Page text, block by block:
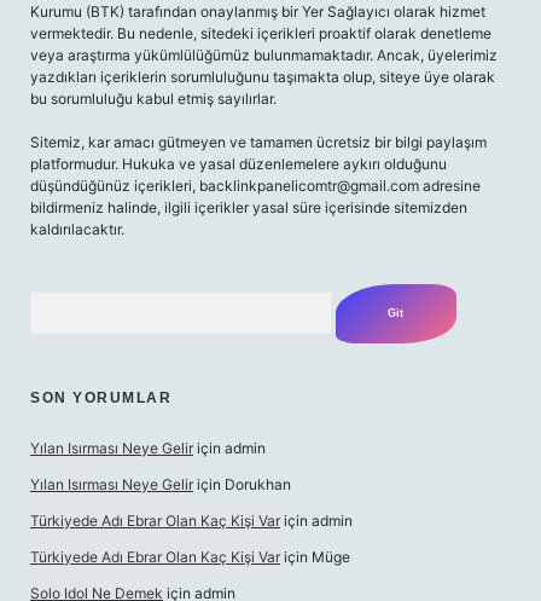
Kurumu (BTK) tarafından onaylanmış bir Yer Sağlayıcı olarak hizmet
vermektedir. Bu nedenle, sitedeki içerikleri proaktif olarak denetleme
veya araştırma yükümlülüğümüz bulunmamaktadır. Ancak, üyelerimiz
yazdıkları içeriklerin sorumluluğunu taşımakta olup, siteye üye olarak
bu sorumluluğu kabul etmiş sayılırlar.
Sitemiz, kar amacı gütmeyen ve tamamen ücretsiz bir bilgi paylaşım
platformudur. Hukuka ve yasal düzenlemelere aykırı olduğunu
düşündüğünüz içerikleri, backlinkpanelicomtr@gmail.com adresine
bildirmeniz halinde, ilgili içerikler yasal süre içerisinde sitemizden
kaldırılacaktır.
SON YORUMLAR
Yılan Isırması Neye Gelir için admin
Yılan Isırması Neye Gelir için Dorukhan
Türkiyede Adı Ebrar Olan Kaç Kişi Var için admin
Türkiyede Adı Ebrar Olan Kaç Kişi Var için Müge
Solo Idol Ne Demek için admin